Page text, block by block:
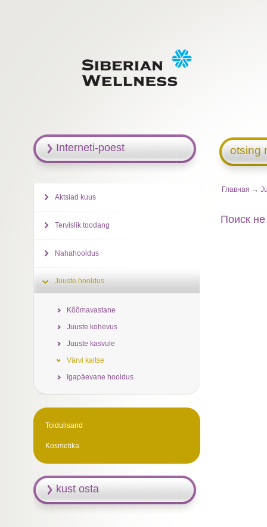
otsing
Главная →
Поиск
Interneti-poest
Aktsiad kuus
Tervislik toodang
Nahahooldus
Juuste hooldus
Kõõmavastane
Juuste kohevus
Juuste kasvule
Värvi kaitse
Igapäevane hooldus
Toidulisand
Kosmetika
kust osta